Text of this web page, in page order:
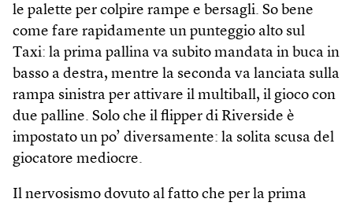
le palette per colpire rampe e bersagli. So bene
come fare rapidamente un punteggio alto sul
Taxi: la prima pallina va subito mandata in buca in
basso a destra, mentre la seconda va lanciata sulla
rampa sinistra per attivare il multiball, il gioco con
due palline. Solo che il flipper di Riverside è
impostato un po’ diversamente: la solita scusa del
giocatore mediocre.
Il nervosismo dovuto al fatto che per la prima